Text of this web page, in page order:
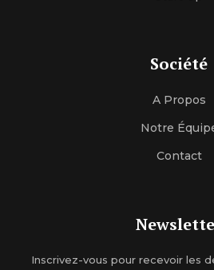
Société
A Propos
Notre
Contact
Inscrivez-vous pour recevoir les